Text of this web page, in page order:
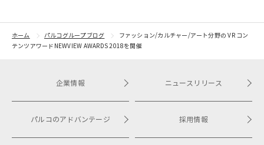
開催！
ホーム パルコグループブログ
ファッション/カルチャー/アート分野の VR コン
テンツアワードNEWVIEW AWARDS 2018を開催
企業情報
パルコのアドバンテージ
ニュースリリース
採用情報